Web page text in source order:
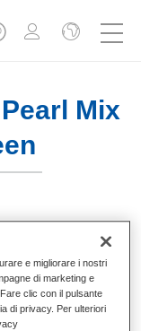
Mix
e migliorare i nostri
di marketing e
clic con il pulsante
di privacy. Per ulteriori